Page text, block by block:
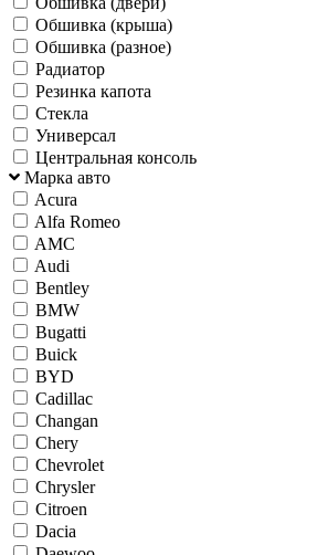
Обшивка (крыша)
Обшивка (разное)
Радиатор
Резинка капота
Стекла
Универсал
Центральная консоль
Марка авто
Acura
Alfa Romeo
AMC
Audi
Bentley
BMW
Bugatti
Buick
BYD
Cadillac
Changan
Chery
Chevrolet
Chrysler
Citroen
Dacia